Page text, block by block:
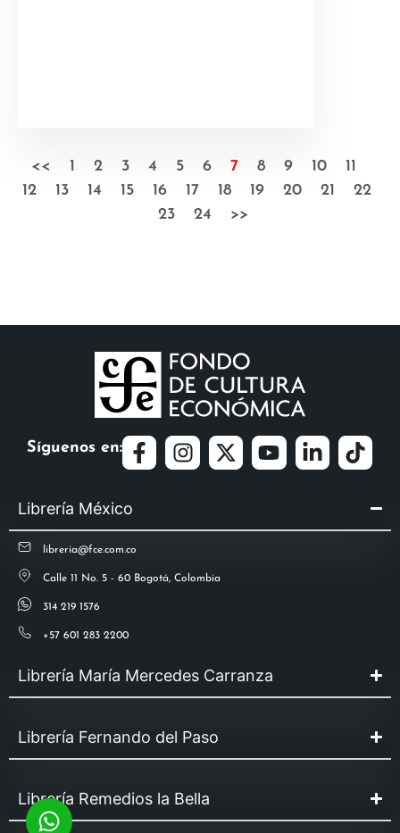
<< 1 2 3 4 5 6 7 8 9 10
11
12
13 14 15 16 17 18 19 20 21
22
23
24 >>
Síguenos en:
Librería México
libreria@fce.com.co
Calle 11 No. 5 - 60 Bogotá, Colombia
314 219 1576
+57 601 283 2200
Librería María Mercedes Carranza
Librería Fernando del Paso
Librería Remedios la Bella